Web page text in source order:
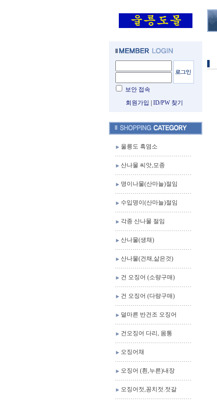
보안 접속
회원가입
ID/PW 찾기
울릉도 흑염소
산나물 씨앗,모종
명이나물(산마늘)절임
수입명이(산마늘)절임
각종 산나물 절임
산나물(생채)
산나물(건채,삶은것)
건 오징어 (소량구매)
건 오징어 (다량구매)
덜마른 반건조 오징어
건오징어 다리, 몸통
오징어채
오징어 (흰,누른)내장
오징어젓,꽁치젓.젓갈